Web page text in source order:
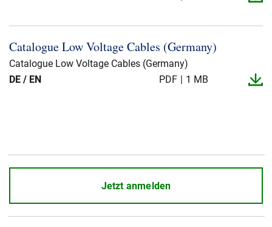
Catalogue Low Voltage Cables (Germany)
Catalogue Low Voltage Cables (Germany)
DE / EN
PDF 1 MB
Jetzt anmelden